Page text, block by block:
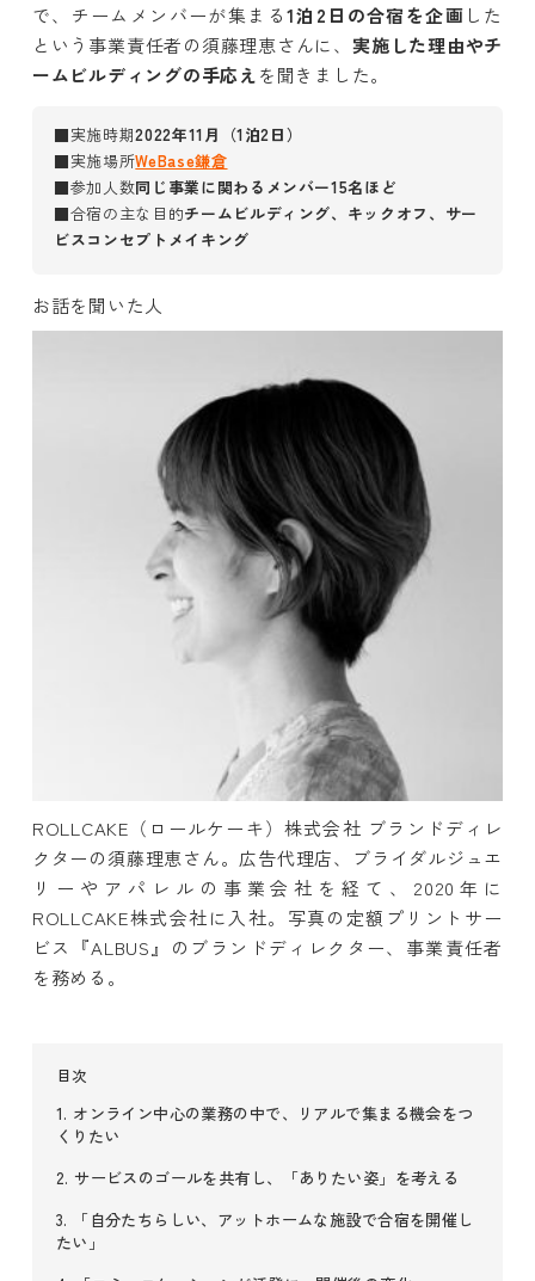
で、チームメンバーが集まる1泊2日の合宿を企画 した
という事業責任者の須藤理恵さんに、 実施した理由やチ
ームビルディングの手応え を聞きました。
■実施時期2022年11月（1泊2日）
■実施場所WeBase鎌倉
■参加人数同じ事業に関わるメンバー15名ほど
■合宿の主な目的チームビルディング、キックオフ、サー
ビスコンセプトメイキング
お話を聞いた人
ROLLCAKE（ロールケーキ）株式会社 ブランドディレ
クターの須藤理恵さん。広告代理店、ブライダルジュエ
リーやアパレルの事業会社を経て、2020年に
ROLLCAKE株式会社に入社。写真の定額プリントサー
ビス『ALBUS』のブランドディレクター、事業責任者
を務める。
目次
1. オンライン中心の業務の中で、リアルで集まる機会をつ
くりたい
2. サービスのゴールを共有し、「ありたい姿」を考える
3. 「自分たちらしい、アットホームな施設で合宿を開催し
たい」